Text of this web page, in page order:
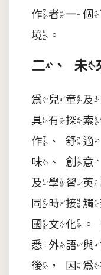
作者一
境。
二、未
為兒童
具有探
作、舒
味、創
及學習
同時接
國文化
悉外語
後，因